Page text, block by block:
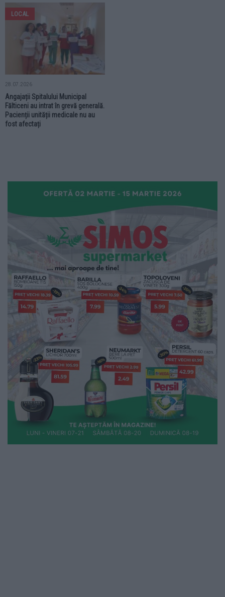
LOCAL
28.07.2026
Angajații Spitalului Municipal
Fălticeni au intrat în grevă generală.
Pacienții unității medicale nu au
fost afectați